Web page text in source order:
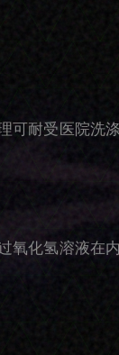
可耐受医院洗
氧化氢溶液在